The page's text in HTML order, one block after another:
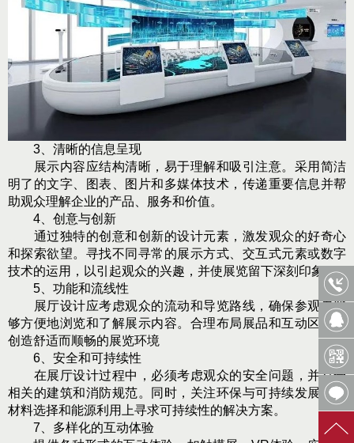
3、清晰的信息呈现
展示内容应结构清晰，易于理解和吸引注意。采用简洁
明了的文字、图表、图片和多媒体技术，传递重要信息并帮
助观众理解企业的产品、服务和价值。
4、创意与创新
通过独特的创意和创新的设计元素，激发观众的好奇心
和探索欲望。寻找不同寻常的展示方式、交互式元素或数字
技术的运用，以引起观众的兴趣，并使展览留下深刻印象。
5、功能和流线性
展厅设计应考虑观众的流动和导览路线，确保参观者能
够方便地浏览和了解展示内容。合理布局展品和互动区域，
创造舒适而顺畅的展览环境
6、安全和可持续性
在展厅设计过程中，必须考虑观众的安全问题，并符合
相关的建筑和消防规范。同时，关注环保与可持续发展，在
材料选择和能源利用上寻求可持续性的解决方案。
7、多样化的互动体验